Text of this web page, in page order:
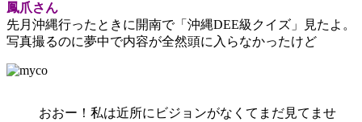
鳳爪さん
先月沖縄行ったときに開南で「沖縄DEE級クイズ」見たよ。
写真撮るのに夢中で内容が全然頭に入らなかったけど
おおー！私は近所にビジョンがなくてまだ見てませ